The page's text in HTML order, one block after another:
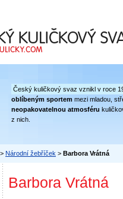
svaz
Český kuličkový svaz vznikl v roce
oblíbeným sportem mezi mladou,
neopakovatelnou atmosféru
z nich.
> Národní žebříček > Barbora Vrátná
Barbora Vrátná